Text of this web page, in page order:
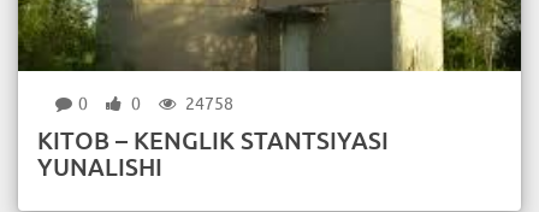
0 0 24758
KITOB – KENGLIK STANTSIYASI
YUNALISHI